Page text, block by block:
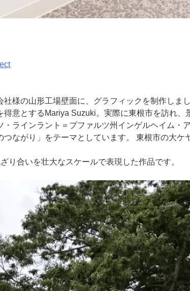
様の山形工場壁面に、グラフィックを制作しまし
意とするMariya Suzuki。実際に東根市を訪れ、
ラインラント＝プファルツ州インゲルヘイム・
ながり」をテーマとしています。 東根市の大ケ
り合いを壮大なスケールで表現した作品です。